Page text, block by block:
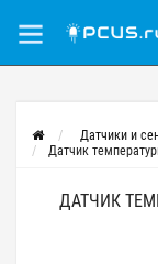
Датчики и
Датчик
ДАТЧИК